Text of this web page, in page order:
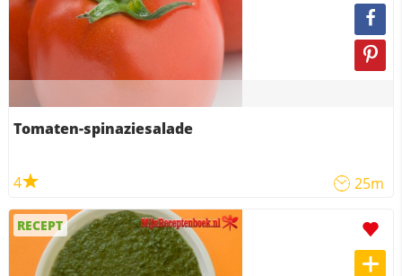
Tomaten-spinaziesalade
4 25m
RECEPT